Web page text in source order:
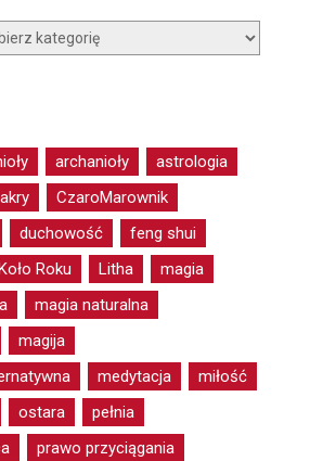
archanioły
astrologia
CzaroMarownik
duchowość
feng shui
Roku Litha
magia
magia naturalna
magija
medytacja
miłość
ostara
pełnia
prawo przyciągania